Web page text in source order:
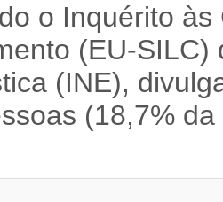
o Inquérito
(EU-
(INE),
(18,7%